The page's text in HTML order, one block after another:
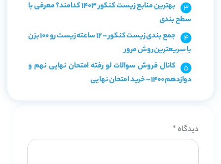
بهترین منابع زیست کنکور 1403 کدامند؟ معرفی با
سطح بندی
جمع بندی زیست کنکور – 12 ساعته زیست رو 100 بزن
با سریعترین روش مرور
کانال فروش سوالات لو رفته امتحان نهایی نهم و
دوازدهم 1400 – خرید امتحان نهایی
دیدگاه *